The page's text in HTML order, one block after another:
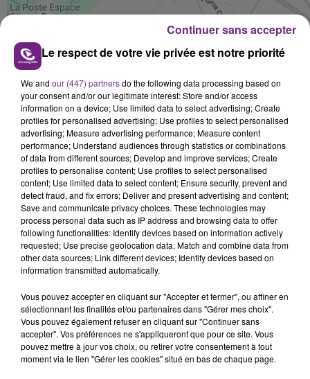
FIL D'ACTU
LA CENTRALE NUCLÉAIRE DE CHOOZ
TOUJOURS À L'ARRÊT
Cela fait déjà une semaine que la centrale
nucléaire ardennaise est à l'arrêt. Une situation
justifiée par la sécheresse intense qui est toujours
Le respect de votre vie privée est notre priorité
We and our (447) partnersdo the following data processing based on
your consent and/or our legitimate interest: Store and/or access
information on a device; Use limited data to select advertising; Create
profiles for personalised advertising; Use profiles to select personalised
advertising; Measure advertising performance; Measure content
performance; Understand audiences through statistics or combinations
of data from different sources; Develop and improve services; Create
profiles to personalise content; Use profiles to select personalised
content; Use limited data to select content; Ensure security, prevent and
detect fraud, and fix errors; Deliver and present advertising and content;
Save and communicate privacy choices. These technologies may
process personal data such as IP address and browsing data to offer
following functionalities: Identify devices based on information actively
requested; Use precise geolocation data; Match and combine data from
other data sources; Link different devices; Identify devices based on
information transmitted automatically.
Vous pouvez accepter en cliquant sur "Accepter et fermer", ou affiner en
sélectionnant les finalités et/ou partenaires dans "Gérer mes choix".
Vous pouvez également refuser en cliquant sur "Continuer sans
accepter". Vos préférences ne s'appliqueront que pour ce site. Vous
pouvez mettre à jour vos choix, ou retirer votre consentement à tout
moment via le lien "Gérer les cookies" situé en bas de chaque page.
Continuer sans accepter